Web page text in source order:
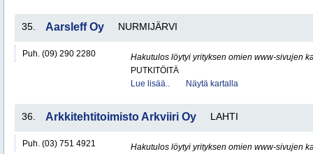
35. Aarsleff Oy NURMIJÄRVI
Puh. (09) 290 2280
Hakutulos löytyi yrityksen omien www-sivujen
PUTKITÖITÄ
Lue lisää..
Näytä kartalla
36. Arkkitehtitoimisto Arkviiri Oy LAHTI
Puh. (03) 751 4921
Hakutulos löytyi yrityksen omien www-sivujen